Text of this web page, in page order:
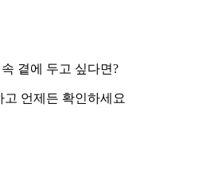
곁에 두고 싶다면?
언제든 확인하세요